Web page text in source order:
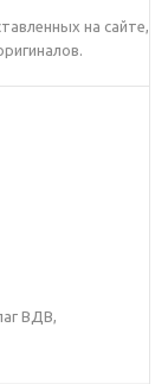
на сайте,
ВДВ,